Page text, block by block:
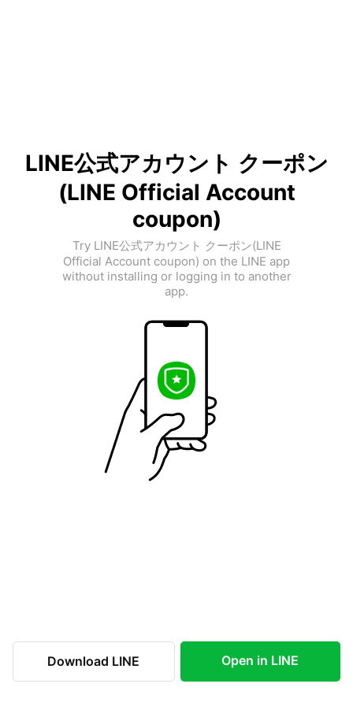
LINE公式アカウント クーポン
(LINE Official Account
coupon)
Try LINE公式アカウント クーポン(LINE
Official Account coupon) on the LINE app
without installing or logging in to another
app.
Download LINE Open in LINE